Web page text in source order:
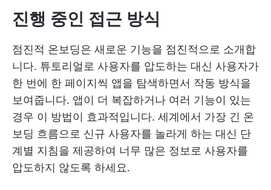
진행 중인 접근 방식
점진적 온보딩은 새로운 기능을 점진적으로 소개합
니다. 튜토리얼로 사용자를 압도하는 대신 사용자가
한 번에 한 페이지씩 앱을 탐색하면서 작동 방식을
보여줍니다. 앱이 더 복잡하거나 여러 기능이 있는
경우 이 방법이 효과적입니다. 세계에서 가장 긴 온
보딩 흐름으로 신규 사용자를 놀라게 하는 대신 단
계별 지침을 제공하여 너무 많은 정보로 사용자를
압도하지 않도록 하세요.